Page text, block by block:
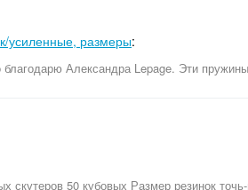
усиленные, размеры:
Александра Lepage. Эти
скутеров 50 кубовых Размер резинок